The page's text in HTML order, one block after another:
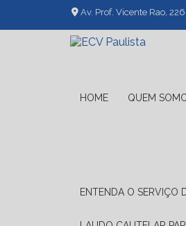
Av. Prof. Vicente Rao,
HOME QUEM
ENTENDA O SERVIÇO